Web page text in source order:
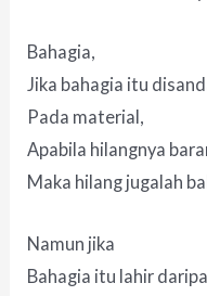
Bahagia,
Jika bahagia itu
Pada material,
Apabila hilangnya
Maka hilang jugalah
Namun jika
Bahagia itu lahir